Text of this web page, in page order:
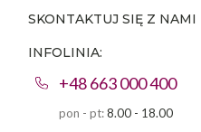
SKONTAKTUJ SIĘ Z NAMI
INFOLINIA:
+48 663 000 400
pon - pt:8.00 - 18.00